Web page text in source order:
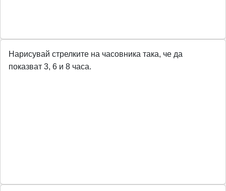
Нарисувай стрелките на часовника така, че да
показват 3, 6 и 8 часа.